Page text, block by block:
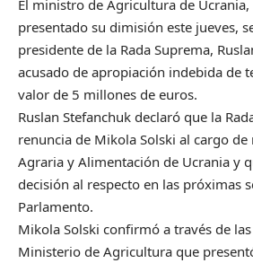
El ministro de Agricultura de
presentado su dimisión este jueves,
presidente de la Rada Suprema,
acusado de apropiación indebida de
valor de 5 millones de euros.
Ruslan Stefanchuk declaró que la
renuncia de Mikola Solski al cargo
Agraria y Alimentación de Ucrania y
decisión al respecto en las próximas
Parlamento.
Mikola Solski confirmó a través de
Ministerio de Agricultura que